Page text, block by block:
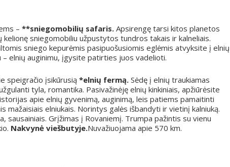
– **sniegomobilių safaris. Apsirengę tarsi kitos planetos
sniegomobiliu užpustytos tundros takais ir kalneliais.
sniego kepurėmis pasipuošusiomis eglėmis atvyksite į elnių
elnių auginimu, įgysite patirties juos vadelioti.
speigračio įsikūrusią *elnių fermą. Sėdę į elnių traukiamas
tyla, romantika. Pasivažinėję elnių kinkiniais, apžiūrėsite
apie elnių gyvenimą, auginimą, leis patiems pamaitinti
elniukais. Norintys galės išbandyti ir vietinį kalniuką.
sausainiais. Grįžimas į Rovaniemį. Trumpa pažintis su vienu
Nakvynė viešbutyje.Nuvažiuojama apie 570 km.